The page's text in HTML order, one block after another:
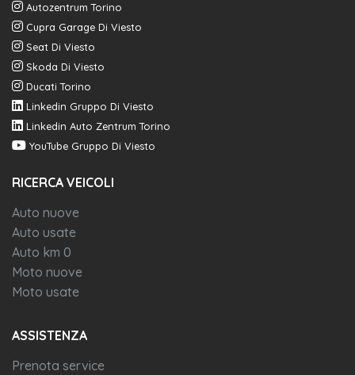
Autozentrum Torino
Cupra Garage Di Viesto
Seat Di Viesto
Skoda Di Viesto
Ducati Torino
Linkedin Gruppo Di Viesto
Linkedin Auto Zentrum Torino
YouTube Gruppo Di Viesto
RICERCA VEICOLI
Auto nuove
Auto usate
Auto km 0
Moto nuove
Moto usate
ASSISTENZA
Prenota service